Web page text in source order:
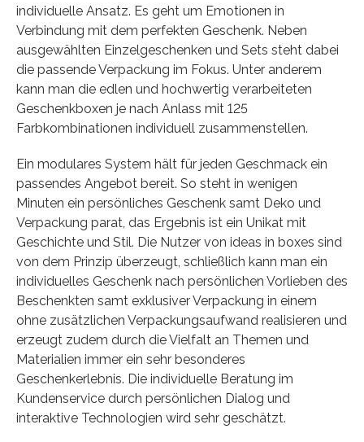
individuelle Ansatz. Es geht um Emotionen in
Verbindung mit dem perfekten Geschenk. Neben
ausgewählten Einzelgeschenken und Sets steht dabei
die passende Verpackung im Fokus. Unter anderem
kann man die edlen und hochwertig verarbeiteten
Geschenkboxen je nach Anlass mit 125
Farbkombinationen individuell zusammenstellen.
Ein modulares System hält für jeden Geschmack ein
passendes Angebot bereit. So steht in wenigen
Minuten ein persönliches Geschenk samt Deko und
Verpackung parat, das Ergebnis ist ein Unikat mit
Geschichte und Stil. Die Nutzer von ideas in boxes sind
von dem Prinzip überzeugt, schließlich kann man ein
individuelles Geschenk nach persönlichen Vorlieben des
Beschenkten samt exklusiver Verpackung in einem
ohne zusätzlichen Verpackungsaufwand realisieren und
erzeugt zudem durch die Vielfalt an Themen und
Materialien immer ein sehr besonderes
Geschenkerlebnis. Die individuelle Beratung im
Kundenservice durch persönlichen Dialog und
interaktive Technologien wird sehr geschätzt.